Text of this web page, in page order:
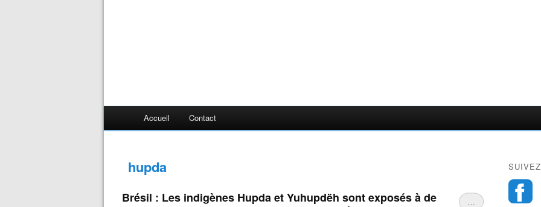
Accueil Contact
hupda
…
Brésil : Les indigènes Hupda et Yuhupdëh sont exposés à de